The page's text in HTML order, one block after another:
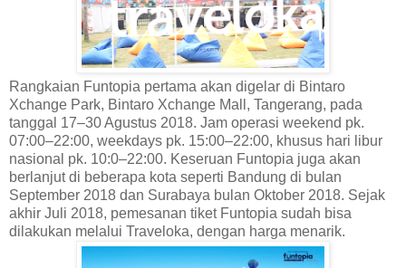
Rangkaian Funtopia pertama akan digelar di Bintaro
Xchange Park, Bintaro Xchange Mall, Tangerang, pada
tanggal 17–30 Agustus 2018. Jam operasi weekend pk.
07:00–22:00, weekdays pk. 15:00–22:00, khusus hari libur
nasional pk. 10:0–22:00. Keseruan Funtopia juga akan
berlanjut di beberapa kota seperti Bandung di bulan
September 2018 dan Surabaya bulan Oktober 2018. Sejak
akhir Juli 2018, pemesanan tiket Funtopia sudah bisa
dilakukan melalui Traveloka, dengan harga menarik.